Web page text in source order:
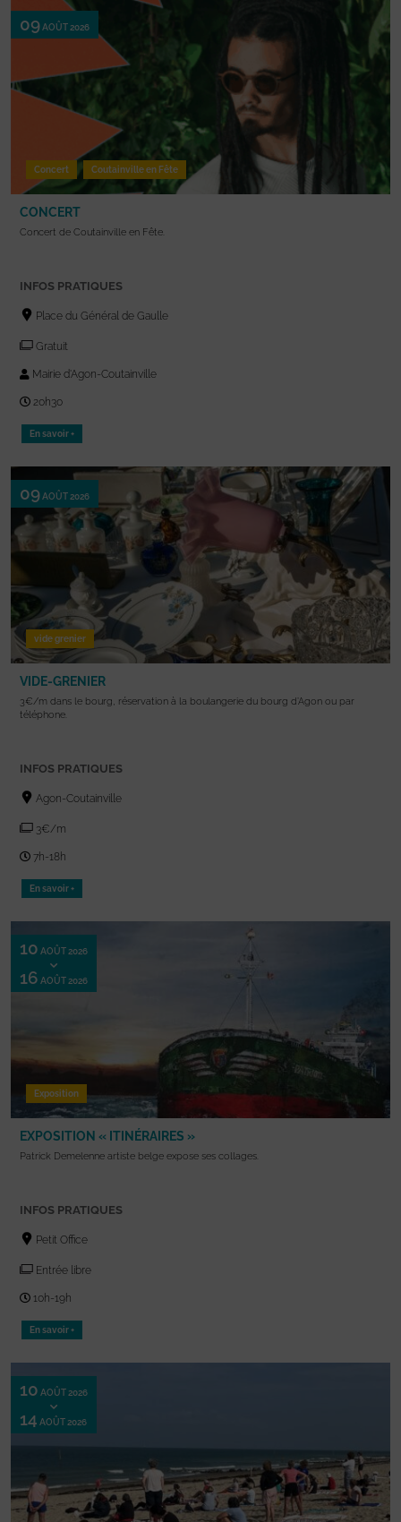
09 AOÛT 2026
Concert Coutainville en Fête
CONCERT
Concert de Coutainville en Fête.
INFOS PRATIQUES
Place du Général de Gaulle
Gratuit
Mairie d'Agon-Coutainville
20h30
En savoir +
09 AOÛT 2026
vide grenier
VIDE-GRENIER
3€/m dans le bourg, réservation à la boulangerie du bourg d’Agon ou par
téléphone.
INFOS PRATIQUES
Agon-Coutainville
3€/m
7h-18h
En savoir +
10 AOÛT 2026
16 AOÛT 2026
Exposition
EXPOSITION « ITINÉRAIRES »
Patrick Demelenne artiste belge expose ses collages.
INFOS PRATIQUES
Petit Office
Entrée libre
10h-19h
En savoir +
10 AOÛT 2026
14 AOÛT 2026